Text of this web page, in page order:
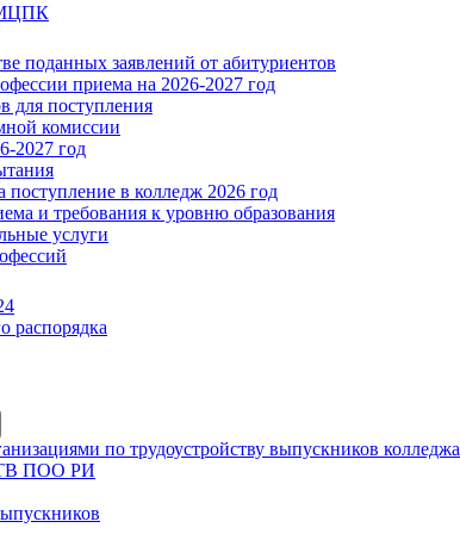
поданных заявлений от абитуриентов
приема на 2026-2027 год
для поступления
комиссии
2027 год
поступление в колледж 2026 год
и требования к уровню образования
услуги
распорядка
по трудоустройству выпускников колледжа
ПОО РИ